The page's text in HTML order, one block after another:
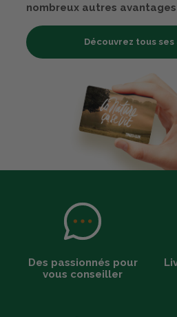
nombreux autres
Découvrez tous
Des passionnés pour
vous conseiller